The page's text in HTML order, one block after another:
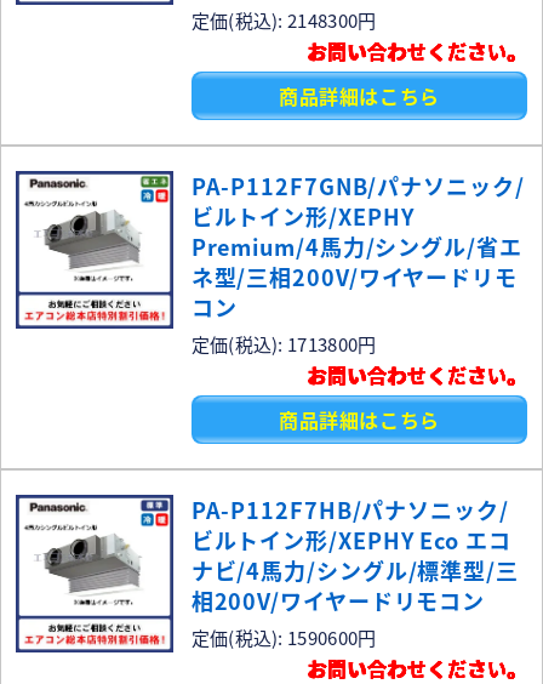
定価(税込): 2148300円
お問い合わせください。
商品詳細はこちら
PA-P112F7GNB/パナソニック/
ビルトイン形/XEPHY
Premium/4馬力/シングル/省エ
ネ型/三相200V/ワイヤードリモ
コン
定価(税込): 1713800円
お問い合わせください。
商品詳細はこちら
PA-P112F7HB/パナソニック/
ビルトイン形/XEPHY Eco エコ
ナビ/4馬力/シングル/標準型/三
相200V/ワイヤードリモコン
定価(税込): 1590600円
お問い合わせください。